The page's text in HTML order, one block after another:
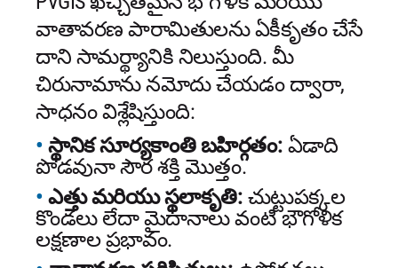
వాతావరణ పారామితులను ఏకీకృతం చేసే
దాని సామర్థ్యానికి నిలుస్తుంది. మీ
చిరునామాను నమోదు చేయడం ద్వారా,
సాధనం విశ్లేషిస్తుంది:
స్థానిక సూర్యకాంతి బహిర్గతం: ఏడాది
పొడవునా సౌర శక్తి మొత్తం.
ఎత్తు మరియు స్థలాకృతి: చుట్టుపక్కల
కొండలు లేదా మైదానాలు వంటి భౌగోళిక
లక్షణాల ప్రభావం.